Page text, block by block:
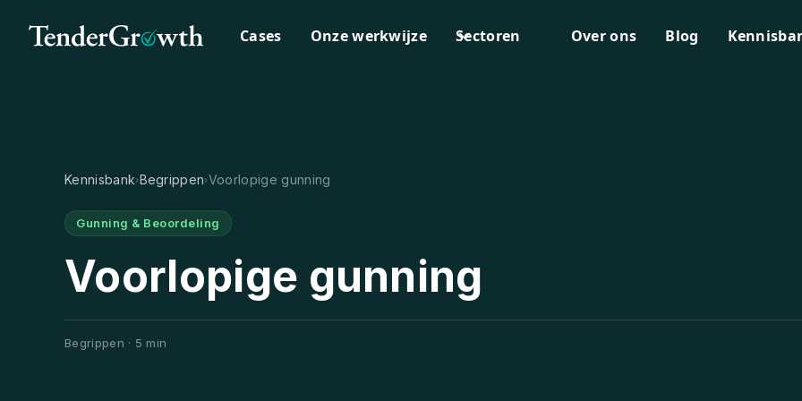
Cases Onze werkwijze Sectoren Over ons Blog
Voorlopige gunning
Begrippen · 5 min
Gunning & Beoordeling
Kennisbank›Begrippen›Voorlopige gunning